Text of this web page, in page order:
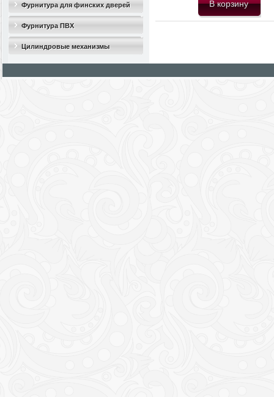
Фурнитура для финских дверей
Фурнитура ПВХ
Цилиндровые механизмы